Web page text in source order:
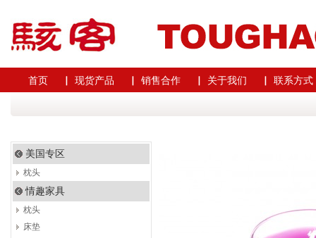
首页 ▏ 现货产品 ▏ 销售合作 ▏ 关于我们 ▏ 联系方式
美国专区
枕头
情趣家具
枕头
床垫